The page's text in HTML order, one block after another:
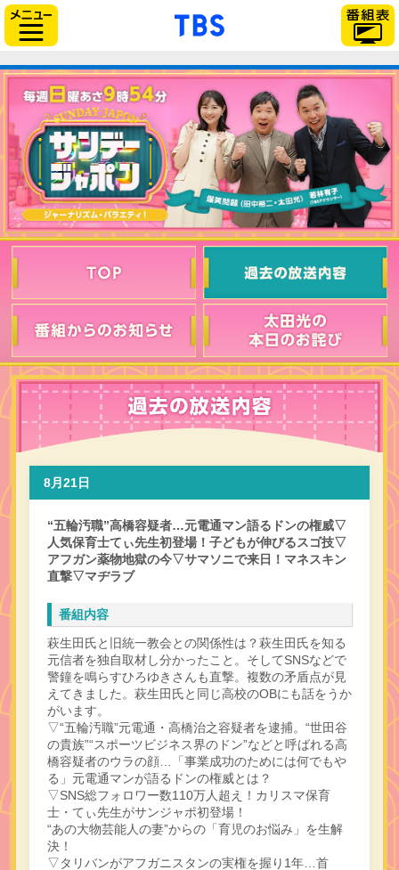
「TBSテレビ」トップ
8月21日
“五輪汚職”高橋容疑者…元電通マン語るドンの権威▽
人気保育士てぃ先生初登場！子どもが伸びるスゴ技▽
アフガン薬物地獄の今▽サマソニで来日！マネスキン
直撃▽マヂラブ
番組内容
萩生田氏と旧統一教会との関係性は？萩生田氏を知る
元信者を独自取材し分かったこと。そしてSNSなどで
警鐘を鳴らすひろゆきさんも直撃。複数の矛盾点が見
えてきました。萩生田氏と同じ高校のOBにも話をうか
がいます。
▽“五輪汚職”元電通・高橋治之容疑者を逮捕。“世田谷
の貴族”“スポーツビジネス界のドン”などと呼ばれる高
橋容疑者のウラの顔…「事業成功のためには何でもや
る」元電通マンが語るドンの権威とは？
▽SNS総フォロワー数110万人超え！カリスマ保育
士・てぃ先生がサンジャポ初登場！
“あの大物芸能人の妻”からの「育児のお悩み」を生解
決！
▽タリバンがアフガニスタンの実権を握り1年…首